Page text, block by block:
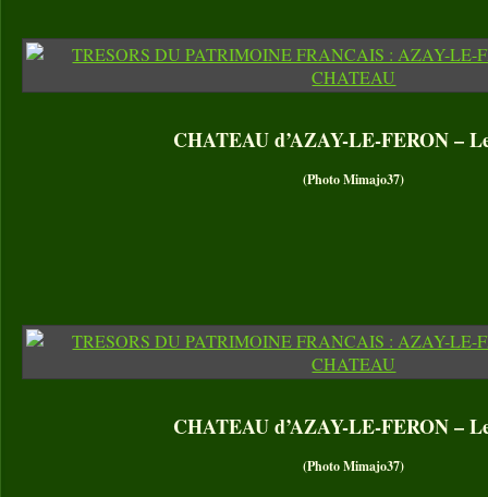
CHATEAU d’AZAY-LE-FERON –
(Photo Mimajo37)
CHATEAU d’AZAY-LE-FERON –
(Photo Mimajo37)